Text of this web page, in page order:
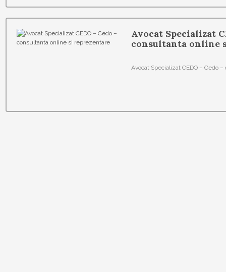
Avocat Specializat
consultanta online
Avocat Specializat CEDO – Cedo